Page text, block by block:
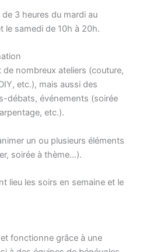
3 heures du mardi au
le samedi de 10h à 20h.
nombreux ateliers (couture,
etc.), mais aussi des
débats, événements (soirée
etc.).
un ou plusieurs éléments
soirée à thème…).
lieu les soirs en semaine et le
fonctionne grâce à une